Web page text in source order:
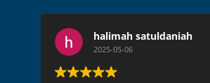
halimah satuldaniah
2025-05-06